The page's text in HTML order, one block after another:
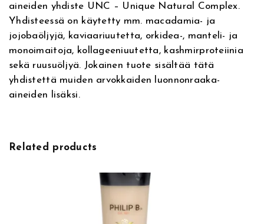
l
e
m
ä
ä
r
ä
aineiden yhdiste UNC – Unique Natural Complex.
Yhdisteessä on käytetty mm. macadamia- ja
jojobaöljyjä, kaviaariuutetta, orkidea-, manteli- ja
monoimaitoja, kollageeniuutetta, kashmirproteiinia
sekä ruusuöljyä. Jokainen tuote sisältää tätä
yhdistettä muiden arvokkaiden luonnonraaka-
aineiden lisäksi.
Related products